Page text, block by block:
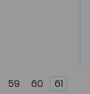
59 60
61